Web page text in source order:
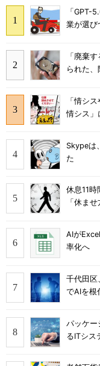
「GPT-
業が選び
「廃棄
られた
「情シ
情シス」
Skypeは
た
休息11
「休ませ
AIが
率化へ
千代田
でAIを根
パッケー
るITシス